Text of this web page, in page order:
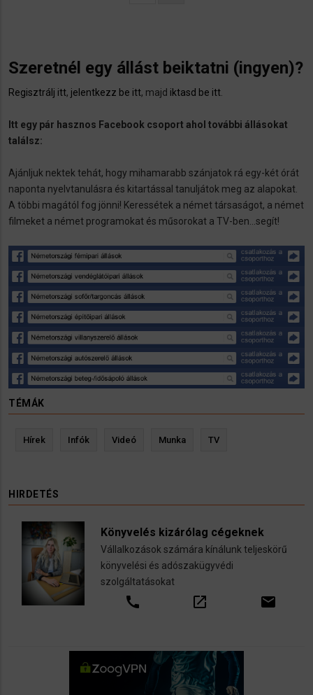
Szeretnél egy állást beiktatni (ingyen)?
Regisztrálj itt, jelentkezz be itt, majd iktasd be itt
Itt egy pár hasznos Facebook csoport ahol további állásokat
találsz:
Ajánljuk nektek tehát, hogy mihamarabb szánjatok rá egy-két órát
naponta nyelvtanulásra és kitartással tanuljátok meg az alapokat.
A többi magától fog jönni! Keressétek a német társaságot, a német
filmeket a német programokat és műsorokat a TV-ben...segít!
TÉMÁK
Hírek Infók Videó Munka TV
HIRDETÉS
Könyvelés kizárólag cégeknek
Vállalkozások számára kínálunk teljeskörű
könyvelési és adószakügyvédi
szolgáltatásokat
call open_in_new email